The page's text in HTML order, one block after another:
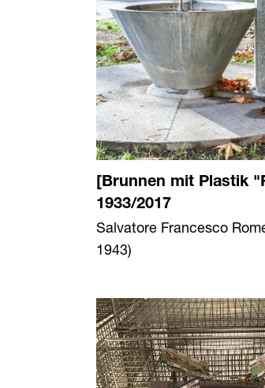
[Brunnen mit Plastik
1933/2017
Salvatore Francesco
1943)